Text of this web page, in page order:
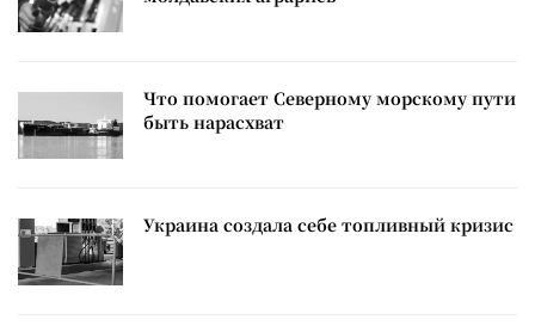
Что помогает Северному морскому пути
быть нарасхват
Украина создала себе топливный кризис